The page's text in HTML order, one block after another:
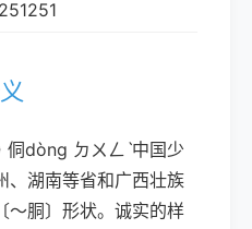
dòng ㄉㄨㄥˋ中国少
、湖南等省和广西壮族
～胴〕形状。诚实的样